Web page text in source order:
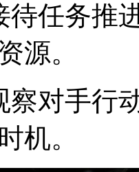
待任务推
源。
察对手行
机。